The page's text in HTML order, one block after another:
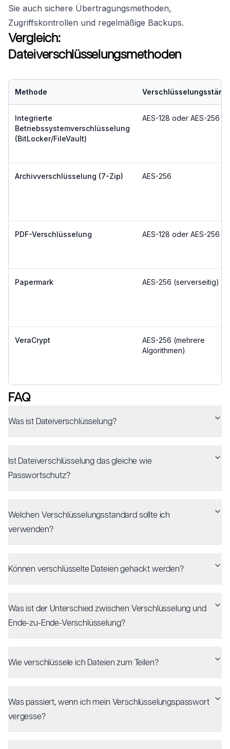
Sie auch sichere Übertragungsmethoden,
Zugriffskontrollen und regelmäßige Backups.
Vergleich:
Dateiverschlüsselungsmethoden
Methode Verschlüsselungsstärke
Integrierte
Betriebssystemverschlüsselung
(BitLocker/FileVault)
AES-128 oder AES-256
Archivverschlüsselung (7-Zip) AES-256
PDF-Verschlüsselung AES-128 oder AES-256
Papermark AES-256 (serverseitig)
VeraCrypt
AES-256 (mehrere
Algorithmen)
FAQ
Was ist Dateiverschlüsselung?
Ist Dateiverschlüsselung das gleiche wie
Passwortschutz?
Welchen Verschlüsselungsstandard sollte ich
verwenden?
Können verschlüsselte Dateien gehackt werden?
Was ist der Unterschied zwischen Verschlüsselung und
Ende-zu-Ende-Verschlüsselung?
Wie verschlüssele ich Dateien zum Teilen?
Was passiert, wenn ich mein Verschlüsselungspasswort
vergesse?